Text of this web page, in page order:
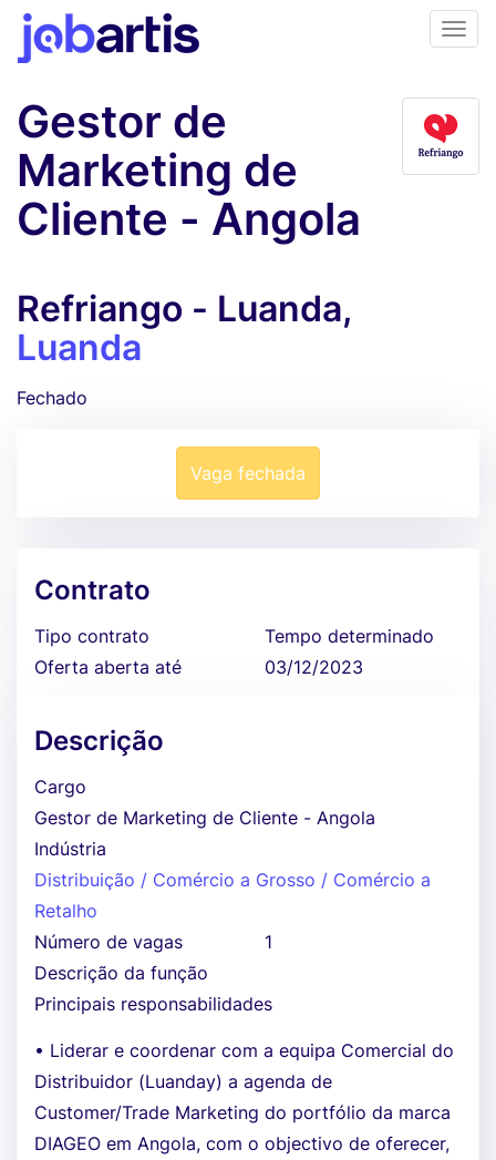
Gestor de
Marketing de
Cliente - Angola
Refriango - Luanda,
Luanda
Fechado
Vaga fechada
Contrato
Tipo contrato
Tempo determinado
Oferta aberta até
03/12/2023
Descrição
Cargo
Gestor de Marketing de Cliente - Angola
Indústria
Distribuição / Comércio a Grosso / Comércio a
Retalho
Número de vagas
1
Descrição da função
Principais responsabilidades
• Liderar e coordenar com a equipa Comercial do
Distribuidor (Luanday) a agenda de
Customer/Trade Marketing do portfólio da marca
DIAGEO em Angola, com o objectivo de oferecer,